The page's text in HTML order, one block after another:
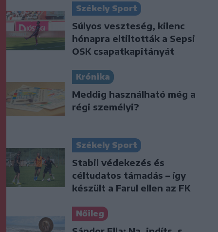
Székely Sport
Súlyos veszteség, kilenc
hónapra eltiltották a Sepsi
OSK csapatkapitányát
Krónika
Meddig használható még a
régi személyi?
Székely Sport
Stabil védekezés és
céltudatos támadás – így
készült a Farul ellen az FK
Nőileg